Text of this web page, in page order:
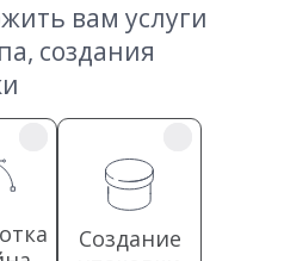
вам услуги
создания
Создание